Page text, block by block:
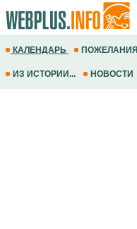
КАЛЕНДАРЬ ПОЖЕЛАНИЯ
ИЗ ИСТОРИИ... НОВОСТИ